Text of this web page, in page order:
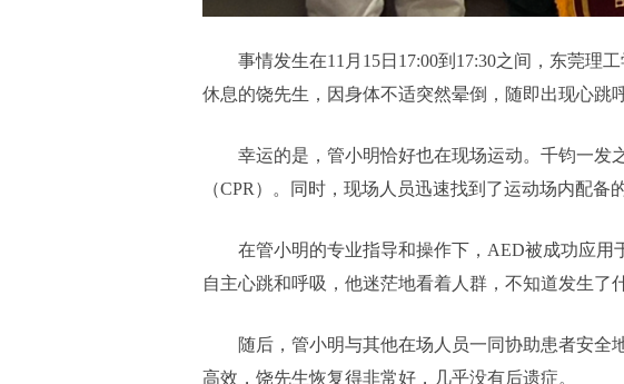
事情发生在11月15日17:00到17:30之间，东莞理
休息的饶先生，因身体不适突然晕倒，随即出现心跳
幸运的是，管小明恰好也在现场运动。千钧一发
（CPR）。同时，现场人员迅速找到了运动场内配备
在管小明的专业指导和操作下，AED被成功应
自主心跳和呼吸，他迷茫地看着人群，不知道发生了
随后，管小明与其他在场人员一同协助患者安
高效，饶先生恢复得非常好，几乎没有后遗症。